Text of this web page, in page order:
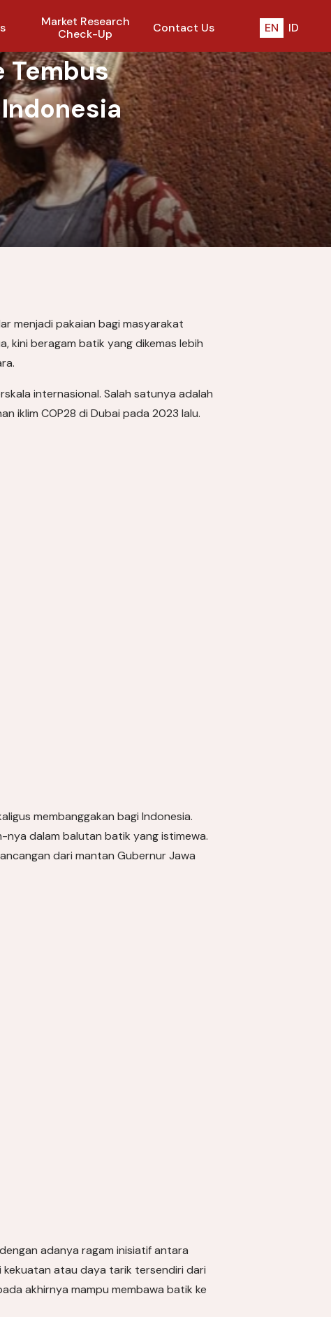
Market Research
Check-Up
Contact Us EN ID
Tembus
menjadi pakaian bagi masyarakat
kini beragam batik yang dikemas lebih
internasional. Salah satunya adalah
iklim COP28 di Dubai pada 2023 lalu.
membanggakan bagi Indonesia.
nya dalam balutan batik yang istimewa.
dari mantan Gubernur Jawa
adanya ragam inisiatif antara
kekuatan atau daya tarik tersendiri dari
akhirnya mampu membawa batik ke